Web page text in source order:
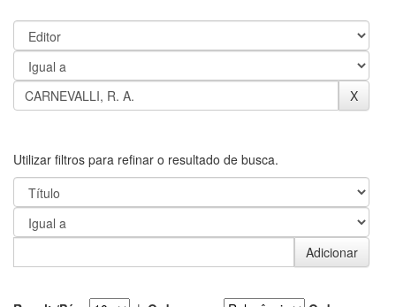
Utilizar filtros para refinar o resultado de busca.